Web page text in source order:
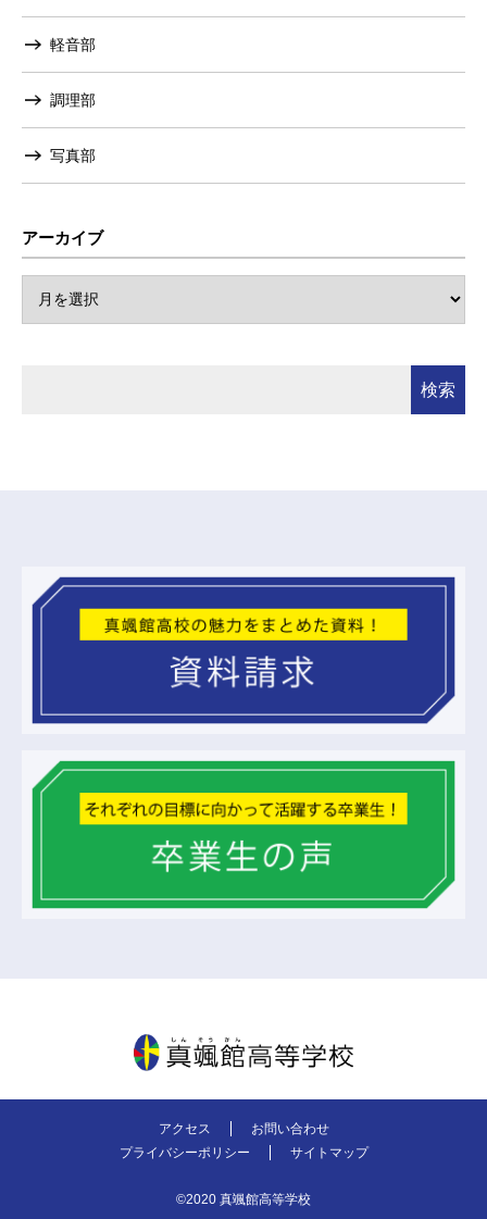
軽音部
調理部
写真部
アーカイブ
アクセス
お問い合わせ
プライバシーポリシー
サイトマップ
©2020 真颯館高等学校